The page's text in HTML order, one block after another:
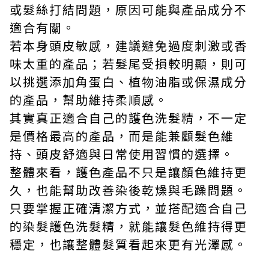
或髮絲打結問題，原因可能與產品成分不
適合有關。
若本身頭皮敏感，建議避免過度刺激或香
味太重的產品；若髮尾受損較明顯，則可
以挑選添加角蛋白、植物油脂或保濕成分
的產品，幫助維持柔順感。
其實真正適合自己的護色洗髮精，不一定
是價格最高的產品，而是能兼顧髮色維
持、頭皮舒適與日常使用習慣的選擇。
整體來看，護色產品不只是讓顏色維持更
久，也能幫助改善染後乾燥與毛躁問題。
只要掌握正確清潔方式，並搭配適合自己
的染髮護色洗髮精，就能讓髮色維持得更
穩定，也讓整體髮質看起來更有光澤感。